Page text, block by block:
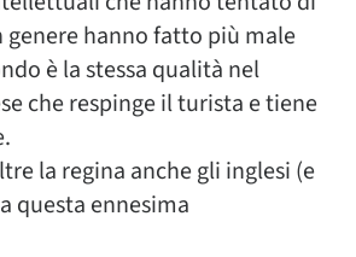
hanno fatto più male
è la stessa qualità nel
che respinge il turista e tiene
la regina anche gli inglesi (e
questa ennesima